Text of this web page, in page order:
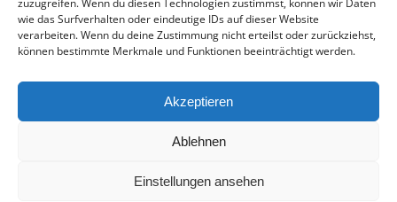
zuzugreifen. Wenn du diesen Technologien zustimmst, können wir Daten
wie das Surfverhalten oder eindeutige IDs auf dieser Website
verarbeiten. Wenn du deine Zustimmung nicht erteilst oder zurückziehst,
können bestimmte Merkmale und Funktionen beeinträchtigt werden.
Akzeptieren
Ablehnen
Einstellungen ansehen
HOME|ÜBER UNS|IMPRESSUM |DATENSCHUTZ
BILDNACHWEISE
Copyright 2025